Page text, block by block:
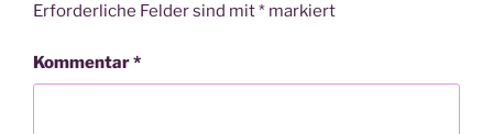
Erforderliche Felder sind mit* markiert
Kommentar*